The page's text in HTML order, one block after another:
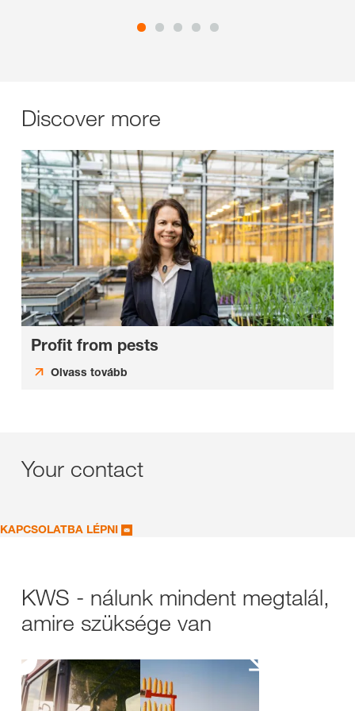
Discover more
Profit from pests
Olvass tovább
Your contact
KAPCSOLATBA LÉPNI
KWS - nálunk mindent megtalál,
amire szüksége van